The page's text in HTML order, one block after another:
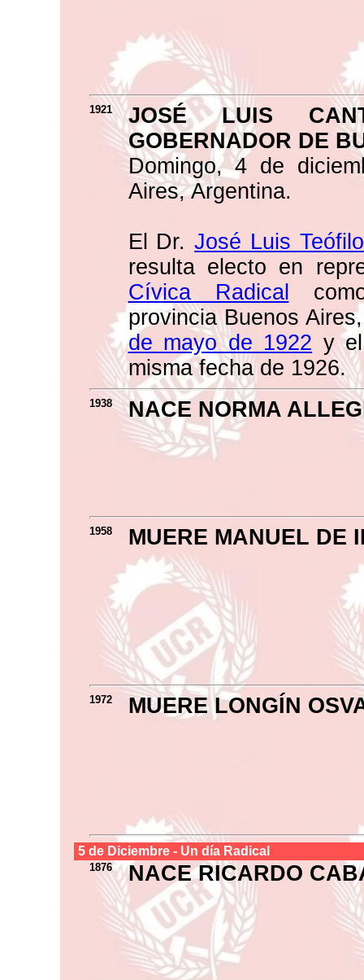
1921
JOSÉ LUIS
GOBERNADOR DE
Domingo, 4 de
Aires, Argentina.
El Dr.José Luis
resulta electo en
Cívica Radical
provincia Buenos
de mayo de 1922 y
misma fecha de 1926.
1938 NACE NORMA
1958 MUERE MANUEL DE
1972 MUERE LONGÍN
5 de Diciembre - Un día Radical
1876 NACE RICARDO